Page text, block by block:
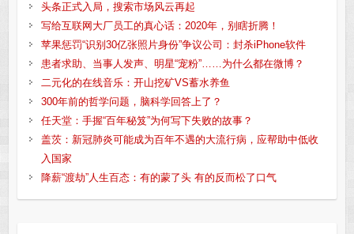
头条正式入局，搜索市场风云再起
写给互联网大厂员工的真心话：2020年，别瞎折腾！
苹果惩罚“识别30亿张照片身份”争议公司：封杀iPhone软件
患者求助、当事人发声、明星“宠粉”……为什么都在微博？
二元化的在线音乐：开山挖矿VS蓄水养鱼
300年前的哲学问题，脑科学回答上了？
任天堂：手握“百年秘笈”为何写下失败的故事？
盖茨：新冠肺炎可能成为百年不遇的大流行病，应帮助中低收
入国家
降薪“渡劫”人生百态：有的蒙了头 有的反而松了口气